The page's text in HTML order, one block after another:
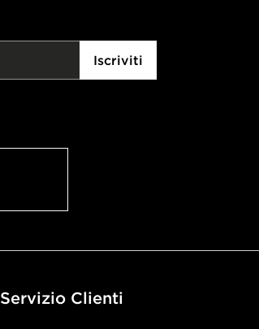
Iscriviti
Servizio Clienti